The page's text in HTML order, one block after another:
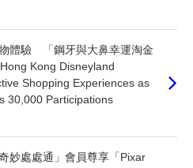
體驗 「鋼牙與大鼻幸運淘金
Kong Disneyland
Shopping Experiences as
30,000 Participations
妙處處通」會員尊享「Pixar